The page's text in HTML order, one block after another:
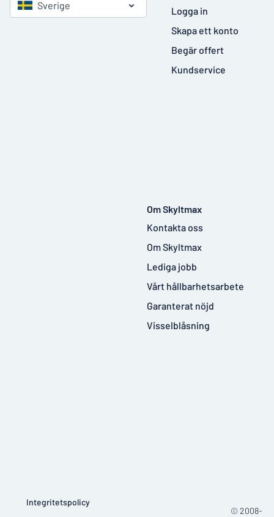
Sverige
Logga in
Skapa ett konto
Begär offert
Kundservice
Om Skyltmax
Kontakta oss
Om Skyltmax
Lediga jobb
Vårt hållbarhetsarbete
Garanterat nöjd
Visselblåsning
Integritetspolicy
© 2008-